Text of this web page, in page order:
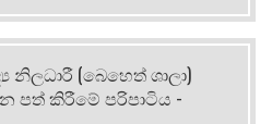
නිලධාරී (බෙහෙත් ශාලා)
පත් කිරීමේ පරිපාටිය -